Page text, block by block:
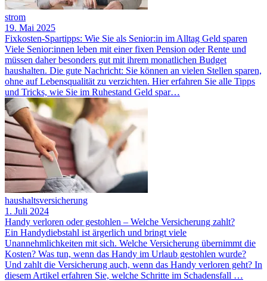
strom
19. Mai 2025
Fixkosten-Spartipps: Wie Sie als Senior:in im Alltag Geld sparen
Viele Senior:innen leben mit einer fixen Pension oder Rente und
müssen daher besonders gut mit ihrem monatlichen Budget
haushalten. Die gute Nachricht: Sie können an vielen Stellen sparen,
ohne auf Lebensqualität zu verzichten. Hier erfahren Sie alle Tipps
und Tricks, wie Sie im Ruhestand Geld spar…
haushaltsversicherung
1. Juli 2024
Handy verloren oder gestohlen – Welche Versicherung zahlt?
Ein Handydiebstahl ist ärgerlich und bringt viele
Unannehmlichkeiten mit sich. Welche Versicherung übernimmt die
Kosten? Was tun, wenn das Handy im Urlaub gestohlen wurde?
Und zahlt die Versicherung auch, wenn das Handy verloren geht? In
diesem Artikel erfahren Sie, welche Schritte im Schadensfall …